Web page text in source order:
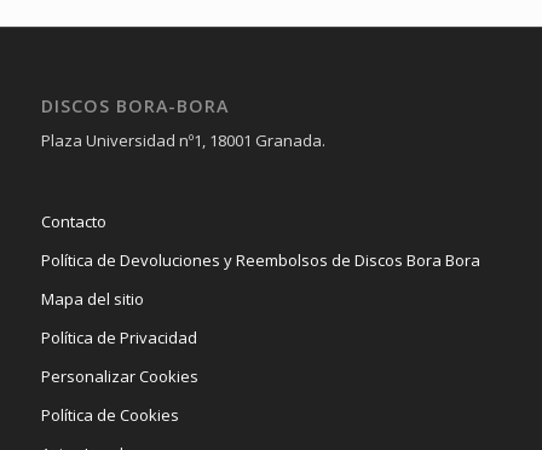
DISCOS BORA-BORA
Plaza Universidad nº1, 18001 Granada.
Contacto
Política de Devoluciones y Reembolsos de Discos Bora Bora
Mapa del sitio
Política de Privacidad
Personalizar Cookies
Política de Cookies